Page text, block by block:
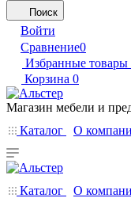
Поиск
Войти
Сравнение0
Избранные товары
Корзина 0
Магазин мебели и
Каталог
О
Каталог О